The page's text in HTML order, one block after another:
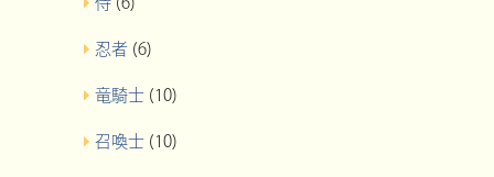
忍者 (6)
竜騎士 (10)
召喚士 (10)